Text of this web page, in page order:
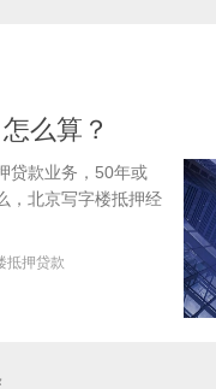
么算？
贷款业务，50年或
，北京写字楼抵押经
抵押贷款